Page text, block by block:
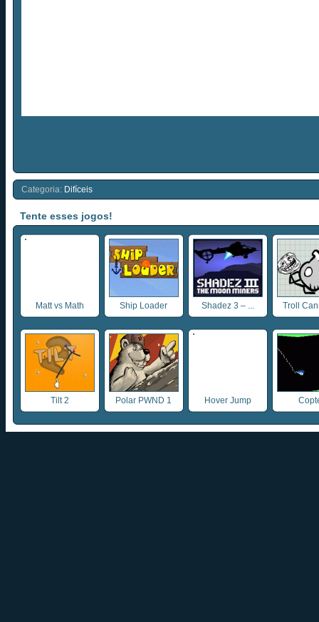
Categoria: Difíceis
Tente esses jogos!
Matt vs Math Ship Loader Shadez 3 – ... Troll
Tilt 2 Polar PWND 1 Hover Jump